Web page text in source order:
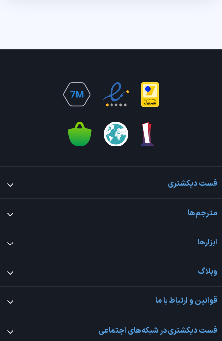
فست دیکشنری
مترجم‌ها
ابزارها
وبلاگ
قوانین و ارتباط با ما
فست دیکشنری در شبکه‌های اجتماعی